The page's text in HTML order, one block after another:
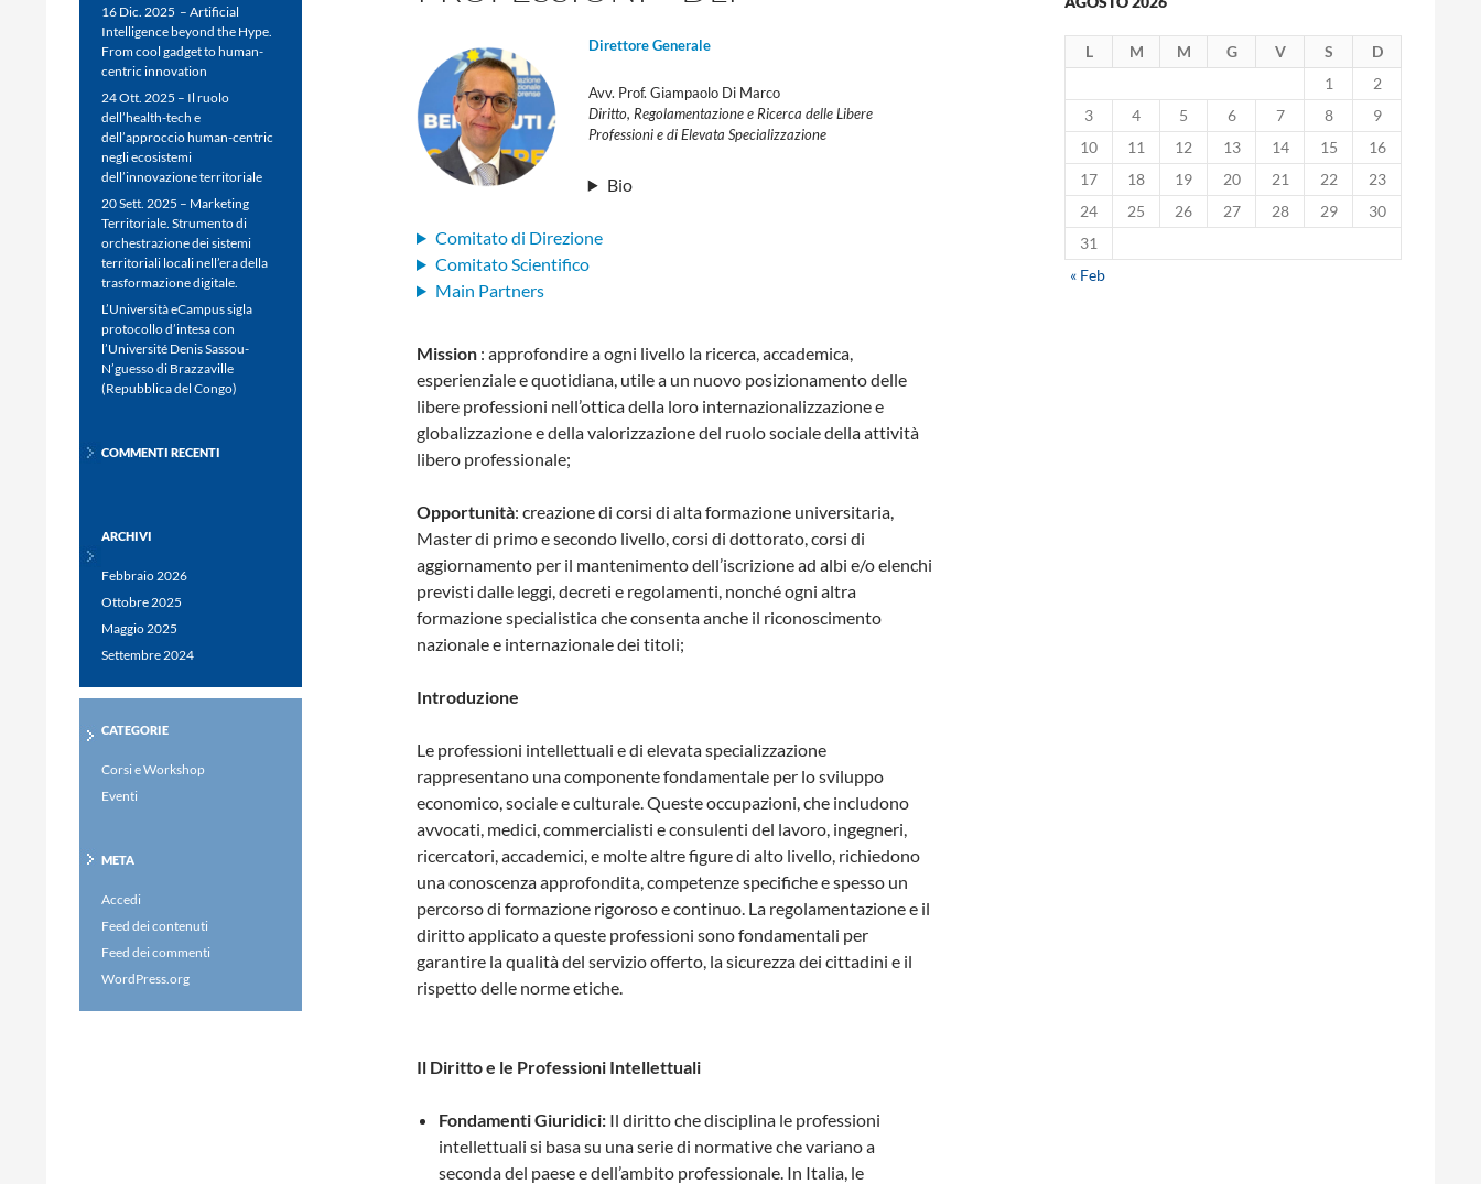
Direttore Generale
Avv. Prof. Giampaolo Di Marco
Diritto, Regolamentazione e Ricerca delle Libere
Professioni e di Elevata Specializzazione
Bio
Comitato di Direzione
Comitato Scientifico
Main Partners
Mission : approfondire a ogni livello la ricerca, accademica,
esperienziale e quotidiana, utile a un nuovo posizionamento delle
libere professioni nell’ottica della loro internazionalizzazione e
globalizzazione e della valorizzazione del ruolo sociale della attività
libero professionale;
Opportunità: creazione di corsi di alta formazione universitaria,
Master di primo e secondo livello, corsi di dottorato, corsi di
aggiornamento per il mantenimento dell’iscrizione ad albi e/o elenchi
previsti dalle leggi, decreti e regolamenti, nonché ogni altra
formazione specialistica che consenta anche il riconoscimento
nazionale e internazionale dei titoli;
Introduzione
Le professioni intellettuali e di elevata specializzazione
rappresentano una componente fondamentale per lo sviluppo
economico, sociale e culturale. Queste occupazioni, che includono
avvocati, medici, commercialisti e consulenti del lavoro, ingegneri,
ricercatori, accademici, e molte altre figure di alto livello, richiedono
una conoscenza approfondita, competenze specifiche e spesso un
percorso di formazione rigoroso e continuo. La regolamentazione e il
diritto applicato a queste professioni sono fondamentali per
garantire la qualità del servizio offerto, la sicurezza dei cittadini e il
rispetto delle norme etiche.
Il Diritto e le Professioni Intellettuali
Fondamenti Giuridici: Il diritto che disciplina le professioni
intellettuali si basa su una serie di normative che variano a
seconda del paese e dell’ambito professionale. In Italia, le
L M M G V S
D
1
2
3
4 5 6 7 8
9
10
11 12 13 14 15
16
17
18 19 20 21 22
23
24
25 26 27 28 29
30
31
« Feb
16 Dic. 2025 – Artificial
Intelligence beyond the Hype.
From cool gadget to human-
centric innovation
24 Ott. 2025 – Il ruolo
dell’health-tech e
dell’approccio human-centric
negli ecosistemi
dell’innovazione territoriale
20 Sett. 2025 – Marketing
Territoriale. Strumento di
orchestrazione dei sistemi
territoriali locali nell’era della
trasformazione digitale.
L’Università eCampus sigla
protocollo d’intesa con
l’Université Denis Sassou-
N’guesso di Brazzaville
(Repubblica del Congo)
COMMENTI RECENTI
ARCHIVI
Febbraio 2026
Ottobre 2025
Maggio 2025
Settembre 2024
CATEGORIE
Corsi e Workshop
Eventi
META
Accedi
Feed dei contenuti
Feed dei commenti
WordPress.org